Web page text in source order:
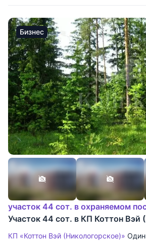
Бизнес
участок 44 сот. в охраняемом
Участок 44 сот. в КП Коттон Вэй
КП «Коттон Вэй (Никологорское)»